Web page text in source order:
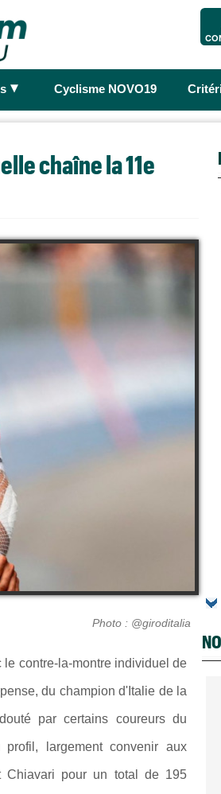
► Cyclisme NOVO19
chaîne la 11e
Photo : @giroditalia
contre-la-montre individuel de
du champion d'Italie de la
par certains coureurs du
largement convenir aux
Chiavari pour un total de 195